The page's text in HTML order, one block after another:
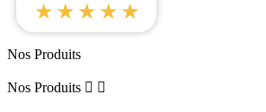
★★★★★
Nos Produits
Nos Produits  